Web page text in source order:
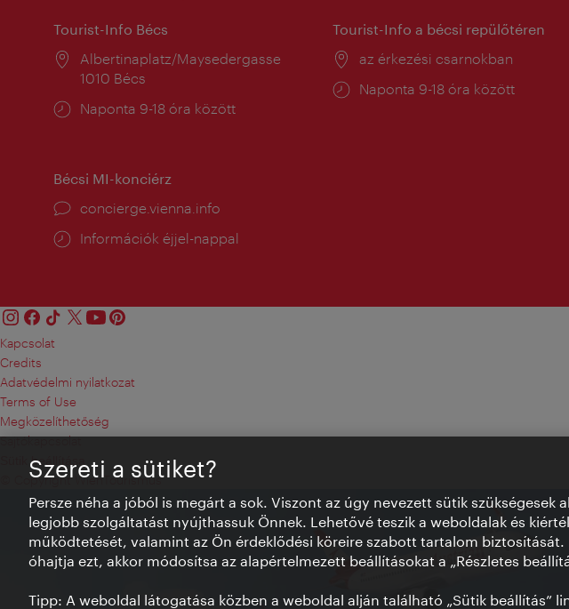
Tourist-Info Bécs
Helyszín:
Albertinaplatz/Maysedergasse
1010 Bécs
Nyitva
Naponta 9-18 óra között
Tourist-Info a bécsi repülőtéren
Helyszín:
az érkezési csarnokban
Nyitva
Naponta 9-18 óra között
Bécsi MI-konciérz
concierge.vienna.info
Információk éjjel-nappal
Kapcsolat
Credits
Adatvédelmi nyilatkozat
Terms of Use
Megközelíthetőség
Sajtókapcsolat
Sütik beállítása
© Copyright WienTourismus
Szereti a sütiket?
Persze néha a jóból is megárt a sok. Viszont az úgy nevezett sütik szükségesek
legjobb szolgáltatást nyújthassuk Önnek. Lehetővé teszik a weboldalak és
működtetését, valamint az Ön érdeklődési köreire szabott tartalom biztosítását.
óhajtja ezt, akkor módosítsa az alapértelmezett beállításokat a „Részletes
Tipp: A weboldal látogatása közben a weboldal alján található „Sütik beállítás”